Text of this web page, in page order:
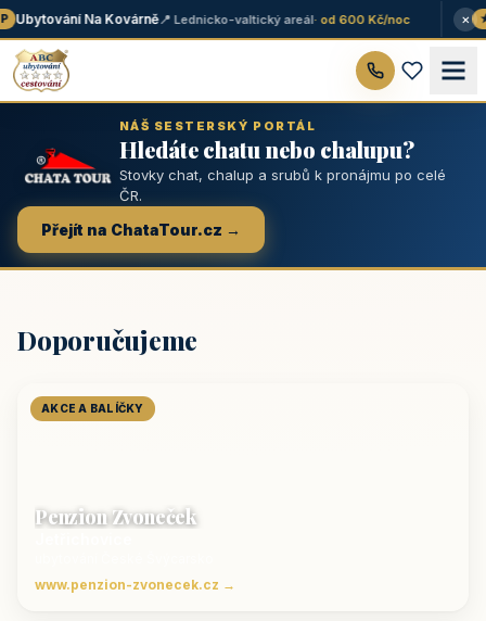
Ubytování Na Kovárně📍 Lednicko-valtický areál· od 600 Kč/noc ★
×
NÁŠ SESTERSKÝ PORTÁL
Hledáte chatu nebo chalupu?
Stovky chat, chalup a srubů k pronájmu po celé
ČR.
Přejít na ChataTour.cz →
Doporučujeme
AKCE A BALÍČKY
Penzion Zvoneček
www.penzion-zvonecek.cz →